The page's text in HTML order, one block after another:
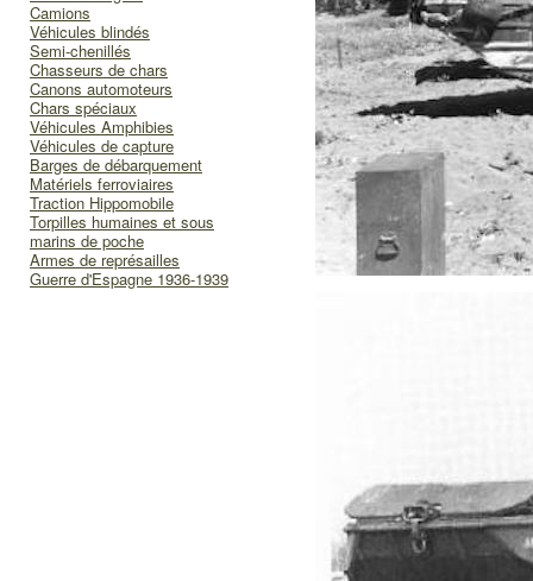
Camions
Véhicules blindés
Semi-chenillés
Chasseurs de chars
Canons automoteurs
Chars spéciaux
Véhicules Amphibies
Véhicules de capture
Barges de débarquement
Matériels ferroviaires
Traction Hippomobile
Torpilles humaines et sous
marins de poche
Armes de représailles
Guerre d'Espagne 1936-1939